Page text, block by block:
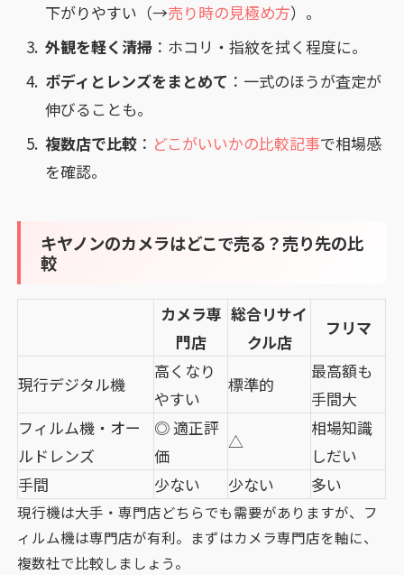
下がりやすい（→売り時の見極め方）。
外観を軽く清掃：ホコリ・指紋を拭く程度に。
ボディとレンズをまとめて ：一式のほうが査定が
伸びることも。
複数店で比較： どこがいいかの比較記事で相場感
を確認。
キヤノンのカメラはどこで売る？売り先の比
較
カメラ専
門店
総合リサイ
クル店
フリマ
現行デジタル機
高くなり
やすい
標準的
最高額も
手間大
フィルム機・オー
ルドレンズ
◎ 適正評
価
△
相場知識
しだい
手間
少ない 少ない 多い
現行機は大手・専門店どちらでも需要がありますが、フ
ィルム機は専門店が有利。まずはカメラ専門店を軸に、
複数社で比較しましょう。